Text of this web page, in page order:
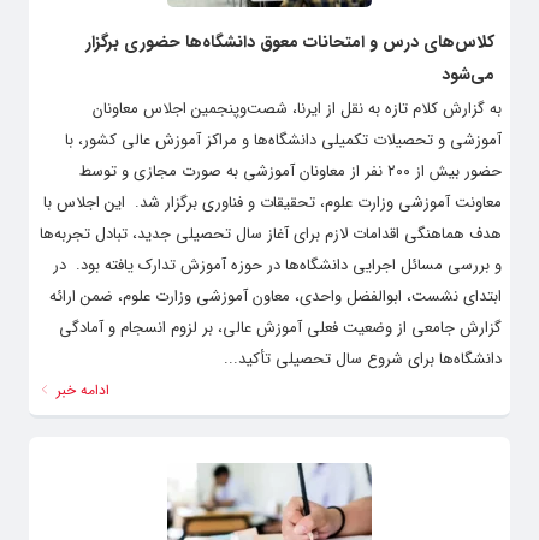
کلاس‌های درس و امتحانات معوق دانشگاه‌ها حضوری برگزار
می‌شود
به گزارش کلام تازه به نقل از ایرنا، شصت‌وپنجمین اجلاس معاونان
آموزشی و تحصیلات تکمیلی دانشگاه‌ها و مراکز آموزش عالی کشور، با
حضور بیش از ۲۰۰ نفر از معاونان آموزشی به صورت مجازی و توسط
معاونت آموزشی وزارت علوم، تحقیقات و فناوری برگزار شد. ‌ این اجلاس با
هدف هماهنگی اقدامات لازم برای آغاز سال تحصیلی جدید، تبادل تجربه‌ها
و بررسی مسائل اجرایی دانشگاه‌ها در حوزه آموزش تدارک یافته بود. ‌ در
ابتدای نشست، ابوالفضل واحدی، معاون آموزشی وزارت علوم، ضمن ارائه
گزارش جامعی از وضعیت فعلی آموزش عالی، بر لزوم انسجام و آمادگی
دانشگاه‌ها برای شروع سال تحصیلی تأکید...
ادامه خبر